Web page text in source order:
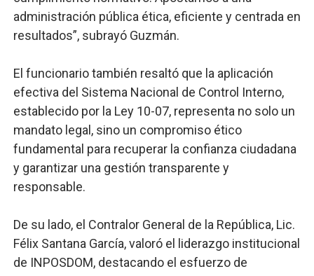
administración pública ética, eficiente y centrada en
resultados”, subrayó Guzmán.
El funcionario también resaltó que la aplicación
efectiva del Sistema Nacional de Control Interno,
establecido por la Ley 10-07, representa no solo un
mandato legal, sino un compromiso ético
fundamental para recuperar la confianza ciudadana
y garantizar una gestión transparente y
responsable.
De su lado, el Contralor General de la República, Lic.
Félix Santana García, valoró el liderazgo institucional
de INPOSDOM, destacando el esfuerzo de